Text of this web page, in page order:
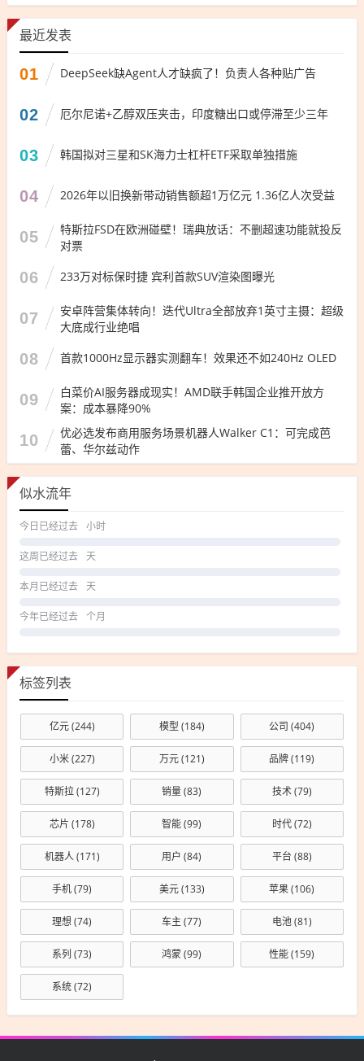
最近发表
01 DeepSeek缺Agent人才缺疯了！负责人各种贴广告
02 厄尔尼诺+乙醇双压夹击，印度糖出口或停滞至少三年
03 韩国拟对三星和SK海力士杠杆ETF采取单独措施
04 2026年以旧换新带动销售额超1万亿元 1.36亿人次受益
05
特斯拉FSD在欧洲碰壁！瑞典放话：不删超速功能就投反
对票
06 233万对标保时捷 宾利首款SUV渲染图曝光
07
安卓阵营集体转向！迭代Ultra全部放弃1英寸主摄：超级
大底成行业绝唱
08 首款1000Hz显示器实测翻车！效果还不如240Hz OLED
09
白菜价AI服务器成现实！AMD联手韩国企业推开放方
案：成本暴降90%
10
优必选发布商用服务场景机器人Walker C1：可完成芭
蕾、华尔兹动作
似水流年
今日已经过去 小时
这周已经过去 天
本月已经过去 天
今年已经过去 个月
标签列表
亿元(244) 模型 (184) 公司 (404)
小米(227) 万元(121) 品牌(119)
特斯拉(127) 销量(83) 技术(79)
芯片 (178) 智能(99) 时代(72)
机器人(171) 用户 (84) 平台 (88)
手机(79) 美元(133) 苹果(106)
理想(74) 车主 (77) 电池(81)
系列 (73) 鸿蒙(99) 性能(159)
系统(72)